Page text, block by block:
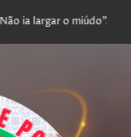
ia largar o miúdo”.